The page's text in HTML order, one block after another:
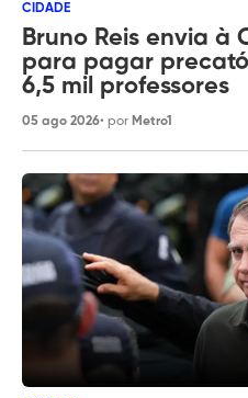
CIDADE
Bruno Reis envia à
para pagar
6,5 mil professores
05 ago 2026• por Metro1